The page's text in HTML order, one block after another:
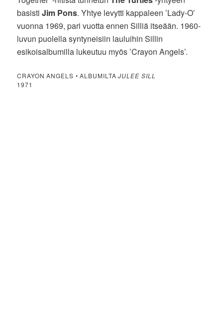
basistiJim Pons. Yhtye levytti kappaleen ’Lady-O’
vuonna 1969, pari vuotta ennen Silliä itseään. 1960-
luvun puolella syntyneisiin lauluihin Sillin
esikoisalbumilla lukeutuu myös ’Crayon Angels’.
CRAYON ANGELS • ALBUMILTAJULEE SILL
1971